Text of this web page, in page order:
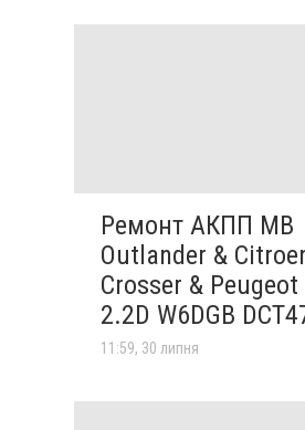
Ремонт АКПП MB
Outlander &
Crosser &
2.2D W6DGB
11:59, 30 липня